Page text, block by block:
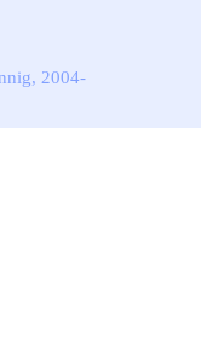
2004-